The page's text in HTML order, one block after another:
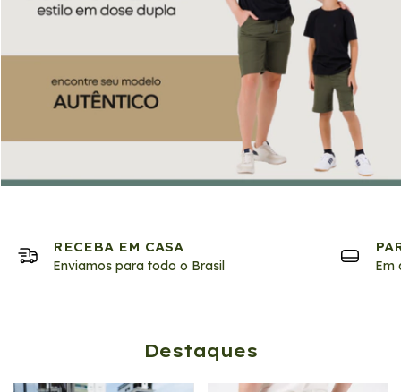
RECEBA EM CASA
Enviamos para todo o Brasil
Em
Destaques